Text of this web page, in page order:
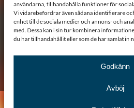
användarna, tillhandahålla funktioner för
Vi vidarebefordrar även sådana identifierare
enhet till de sociala medier och annons- och
med. Dessa kan i sin tur kombinera
du har tillhandahållit eller som de har samlat in
Godkänn
Avböj
GDPR